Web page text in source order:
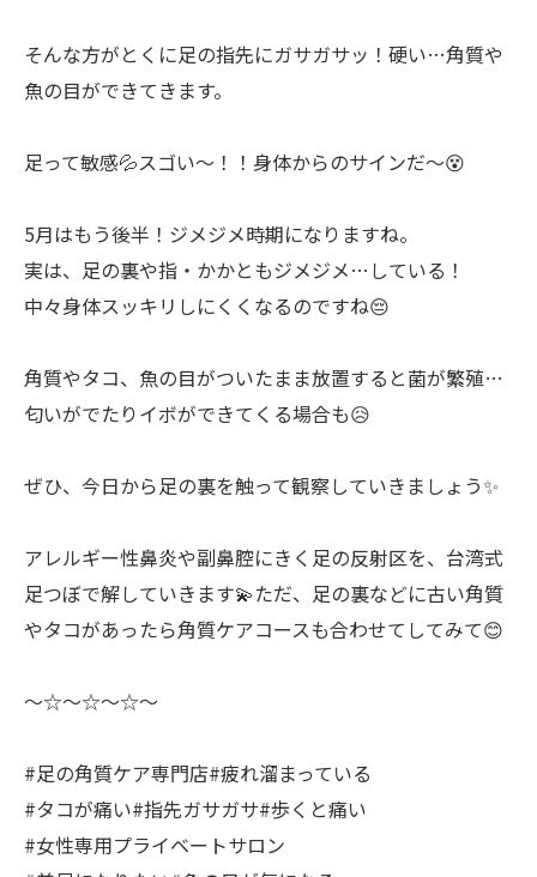
そんな方がとくに足の指先にガサガサッ！硬い…角質や
魚の目ができてきます。
足って敏感💦スゴい〜！！身体からのサインだ〜😵
5月はもう後半！ジメジメ時期になりますね。
実は、足の裏や指・かかともジメジメ…している！
中々身体スッキリしにくくなるのですね😔
角質やタコ、魚の目がついたまま放置すると菌が繁殖…
匂いがでたりイボができてくる場合も😥
ぜひ、今日から足の裏を触って観察していきましょう✨
アレルギー性鼻炎や副鼻腔にきく足の反射区を、台湾式
足つぼで解していきます💫ただ、足の裏などに古い角質
やタコがあったら角質ケアコースも合わせてしてみて😊
〜☆〜☆〜☆〜
#足の角質ケア専門店#疲れ溜まっている
#タコが痛い#指先ガサガサ#歩くと痛い
#女性専用プライベートサロン